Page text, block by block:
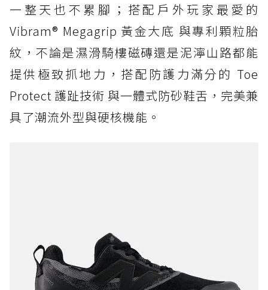
一整天也不累腳；搭配戶外玩家最愛的
Vibram® Megagrip 黃金大底 與專利顆粒胎
紋，不論是濕滑騎樓磁磚還是泥濘山路都能
提供極致抓地力，搭配防護力滿分的 Toe
Protect 護趾技術 與一體式防砂鞋舌，完美兼
具了潮流外型與硬核機能。